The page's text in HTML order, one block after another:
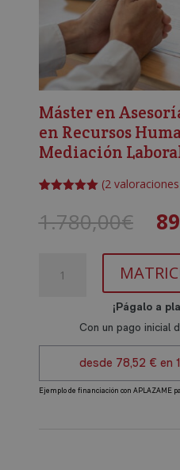
Máster en
en Recursos
Mediación
5 en base
(2
1.780,00€ El
Recursos